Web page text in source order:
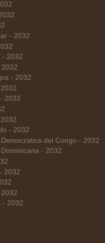
- 2032
- 2032
- 2032
2032
- 2032
del Congo - 2032
- 2032
2032
- 2032